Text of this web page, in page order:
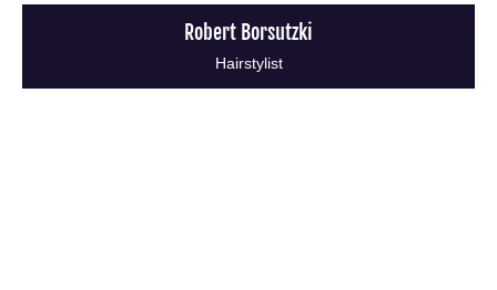
Robert Borsutzki
Hairstylist